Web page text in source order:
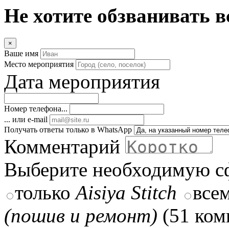
Не хотите обзванивать
×
Ваше имя
Место мероприятия
Дата мероприятия
Номер телефона...
... или e-mail
Получать ответы только в WhatsApp
Комментарий
Выберите необходимую
толькоAisiya Stitch
(пошив и ремонт) (51